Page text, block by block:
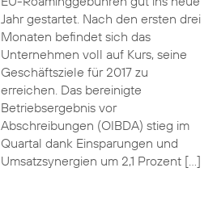
Jahr gestartet. Nach den ersten drei
Monaten befindet sich das
Unternehmen voll auf Kurs, seine
Geschäftsziele für 2017 zu
erreichen. Das bereinigte
Betriebsergebnis vor
Abschreibungen (OIBDA) stieg im
Quartal dank Einsparungen und
Umsatzsynergien um 2,1 Prozent […]